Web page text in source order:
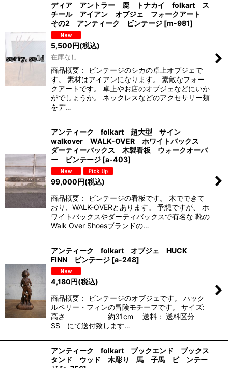
ディア アントラー 鹿 トナカイ folkart ス
チール アイアン オブジェ フォークアート
その2 アンティーク ビンテージ [m-981]
5,500円(税込)
在庫なし
商品概要： ビンテージのシカの卓上オブジェで
す。 素材はアイアンになります。 素敵なフォー
クアートです。 卓上やお店のオブジェなどにいか
がでしょうか。 ネックレスなどのアクセサリー類
をデ…
アンティーク folkart 超大型 サイン
walkover WALK-OVER ホワイトバックス
ダーティーバックス 木製看板 ウォークオーバ
ー ビンテージ [a-403]
99,000円(税込)
商品概要： ビンテージの看板です。 木でできて
おり、WALK-OVERとあります。 予想ですが、 ホ
ワイトバックスやダーティバックスで有名な 靴の
Walk Over Shoesブランドの…
アンティーク folkart オブジェ HUCK
FINN ビンテージ [a-248]
4,180円(税込)
商品概要： ビンテージのオブジェです。 ハック
ルベリー・フィンの冒険モチーフです。 サイズ:
高さ 約31cm 送料： 送料区分
SS にて送付致します…
アンティーク folkart ブックエンド ブックス
タンド ウッド 木彫り 馬 子馬 ビ ンテー